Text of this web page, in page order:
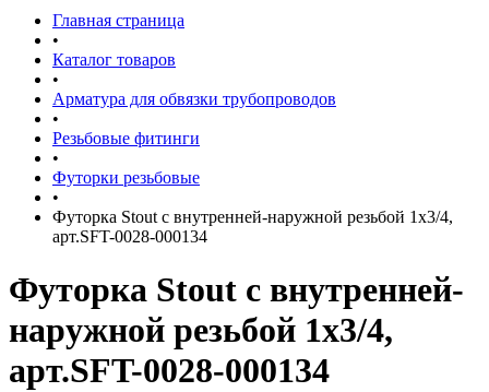
Главная страница
•
Каталог товаров
•
Арматура для обвязки трубопроводов
•
Резьбовые фитинги
•
Футорки резьбовые
•
Футорка Stout с внутренней-наружной резьбой 1x3/4,
арт.SFT-0028-000134
Футорка Stout с внутренней-
наружной резьбой 1x3/4,
арт.SFT-0028-000134